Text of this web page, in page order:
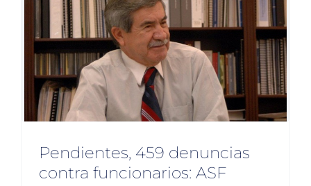
mdp
ASF
Pendientes, 459 denuncias
contra funcionarios: ASF